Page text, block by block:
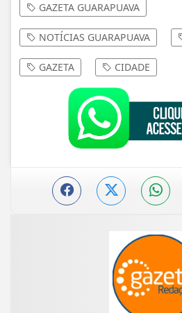
GAZETA GUARAPUAVA
NOTÍCIAS GUARAPUAVA
GAZETA CIDADE